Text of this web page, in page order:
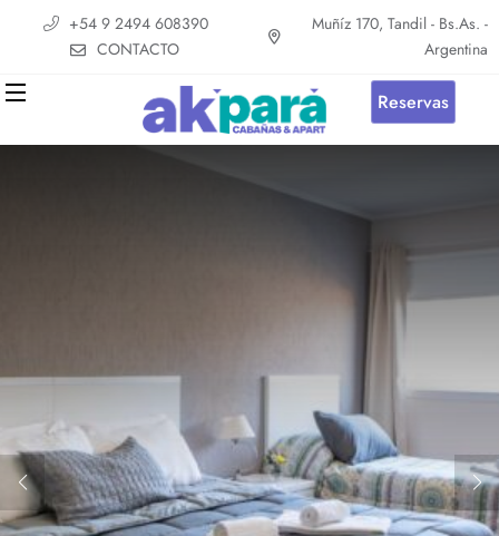
+54 9 2494 608390
CONTACTO
Muñíz 170, Tandil - Bs.As. -
Argentina
Reservas